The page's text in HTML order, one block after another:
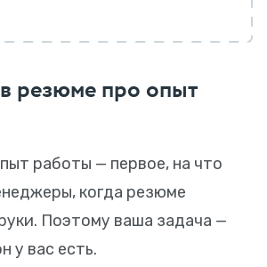
резюме про опыт
работы — первое, на что
когда резюме
Поэтому ваша задача —
у вас есть.